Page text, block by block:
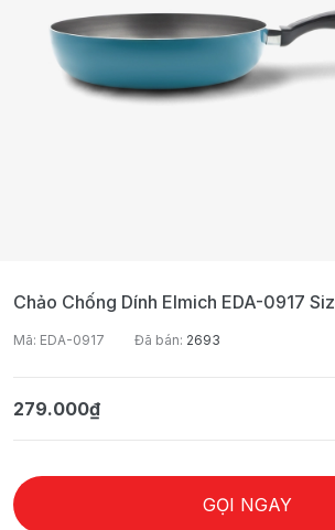
Chảo Chống Dính Elmich EDA-0917
Mã: EDA-0917 Đã bán: 2693
279.000₫
GỌI NGAY